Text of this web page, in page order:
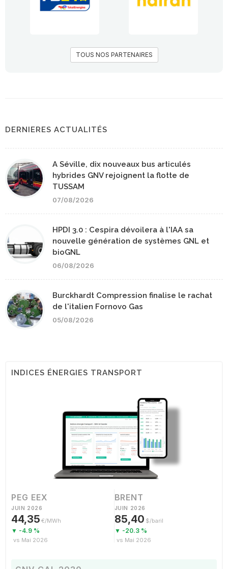
TOUS NOS PARTENAIRES
DERNIERES ACTUALITÉS
A Séville, dix nouveaux bus articulés
hybrides GNV rejoignent la flotte de
TUSSAM
07/08/2026
HPDI 3.0 : Cespira dévoilera à l'IAA sa
nouvelle génération de systèmes GNL et
bioGNL
06/08/2026
Burckhardt Compression finalise le rachat
de l'italien Fornovo Gas
05/08/2026
INDICES ÉNERGIES TRANSPORT
PEG EEX
JUIN 2026
44,35 €/MWh
▼ -4.9 %
vs Mai 2026
BRENT
JUIN 2026
85,40 $/baril
▼ -20.3 %
vs Mai 2026